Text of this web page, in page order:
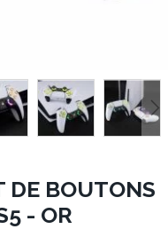
DE BOUTONS
- OR